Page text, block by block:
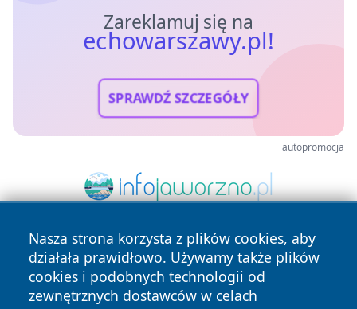
Zareklamuj się na
echowarszawy.pl!
SPRAWDŹ SZCZEGÓŁY
autopromocja
Nasza strona korzysta z plików cookies, aby
działała prawidłowo. Używamy także plików
cookies i podobnych technologii od
zewnętrznych dostawców w celach